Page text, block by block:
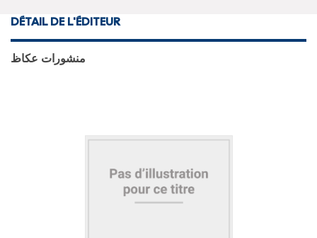
DÉTAIL DE L'ÉDITEUR
منشورات عكاظ